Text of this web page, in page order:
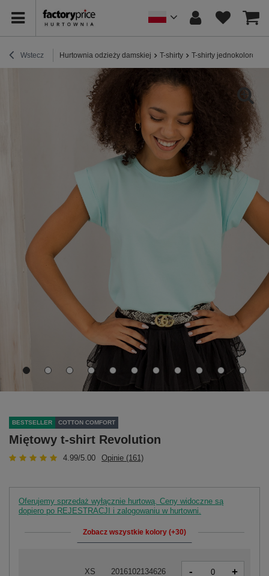
Wstecz Hurtownia odzieży damskiej T-shirty T-shirty jednokolorowe
BESTSELLER COTTON COMFORT
Miętowy t-shirt Revolution
4.99/5.00 Opinie (161)
Oferujemy sprzedaż wyłącznie hurtową. Ceny widoczne są
dopiero po REJESTRACJI i zalogowaniu w hurtowni.
Zobacz wszystkie kolory (+30)
XS 2016102134626 - +